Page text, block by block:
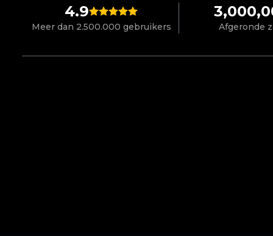
4.9
Meer dan 2.500.000 gebruikers Afgeronde